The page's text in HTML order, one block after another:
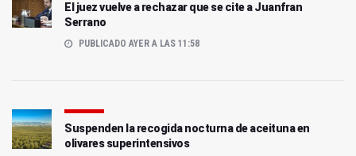
El juez vuelve a rechazar que se cite a Juanfran
Serrano
PUBLICADO AYER A LAS 11:58
Suspenden la recogida nocturna de aceituna en
olivares superintensivos